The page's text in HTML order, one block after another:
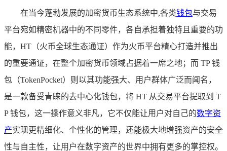
在当今蓬勃发展的加密货币生态系统中,各类钱包与交易
平台宛如精密机器中的不同零件，各自承担着独特且重要的功
能，HT（火币全球生态通证）作为火币平台精心打造并推出
的重要通证，在整个加密货币领域占据着一席之地；而 TP 钱
包（TokenPocket）则以其功能强大、用户群体广泛而闻名，
是一款备受青睐的去中心化钱包，将 HT 从交易平台提取到 T
P 钱包，这一操作意义非凡，它不仅能让用户对自己的数字资
产实现更精细化、个性化的管理，还能极大地增强资产的安全
性与自主性，让用户在数字资产的世界中拥有更多的掌控权。